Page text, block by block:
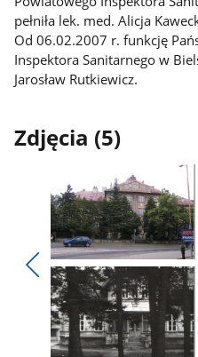
pełniła lek. med. Alicja
Od 06.02.2007 r. funkcję
Inspektora Sanitarnego w
Jarosław Rutkiewicz.
Zdjęcia (5)
Pokaż
poprzednie
zdjęcia
Pokaż
zdjęcie
1
z
galerii.